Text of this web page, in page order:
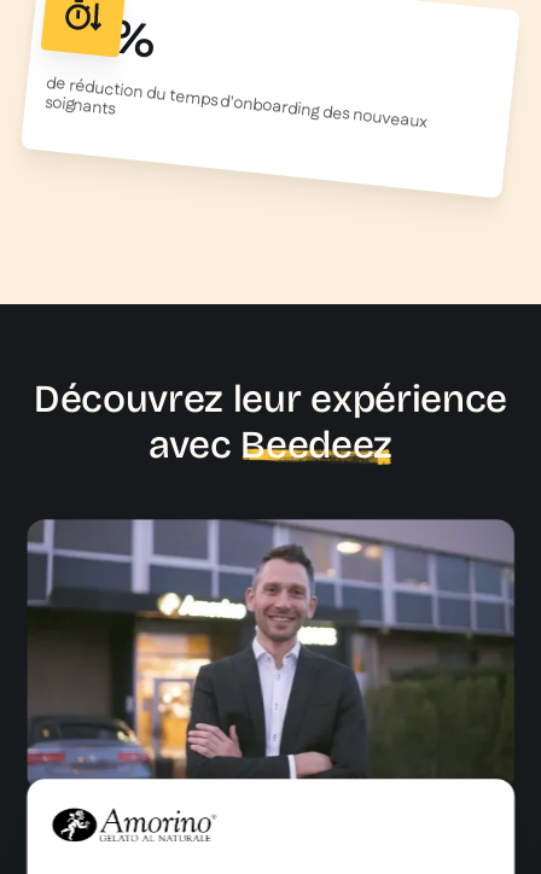
50%
de réduction du temps d'onboarding des nouveaux
soignants
Découvrez leur expérience
avec Beedeez